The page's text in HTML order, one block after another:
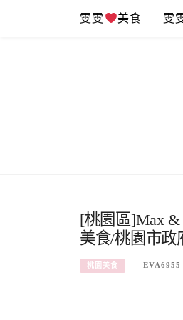
雯雯 美食 雯
[桃園區]Max &
美食/桃園市政
桃園美食 EVA6955